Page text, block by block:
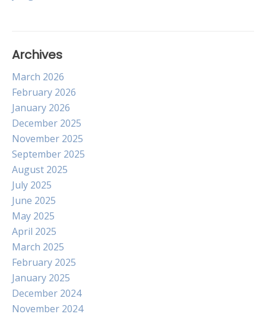
Archives
March 2026
February 2026
January 2026
December 2025
November 2025
September 2025
August 2025
July 2025
June 2025
May 2025
April 2025
March 2025
February 2025
January 2025
December 2024
November 2024